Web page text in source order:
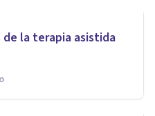
la terapia asistida